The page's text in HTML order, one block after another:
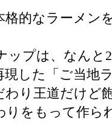
的なラーメン
プは、なんと
した「ご当地
り王道だけど
りをもって作ら